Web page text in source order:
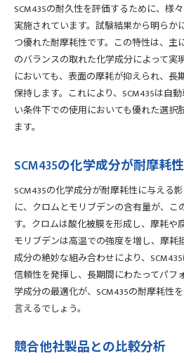
SCM435の耐久性を評価するために、様
実施されています。試験結果から明らか
つ優れた耐摩耗性です。この特性は、主
のバランスの取れた化学成分によって実
においても、表面の摩耗が抑えられ、長
保持します。これにより、SCM435は自
い条件下での使用においても優れた選択
ます。
SCM435の化学成分が耐摩耗
SCM435の化学成分が耐摩耗性に与える
に、クロムとモリブデンの含有量が、こ
す。クロムは酸化被膜を形成し、摩耗や
モリブデンは高温での強度を増し、摩耗
成分の絶妙な組み合わせにより、
信頼性を発揮し、長期間にわたってパフ
学成分の最適化が、SCM435の耐摩耗性
言えるでしょう。
競合他社製品との比較分析